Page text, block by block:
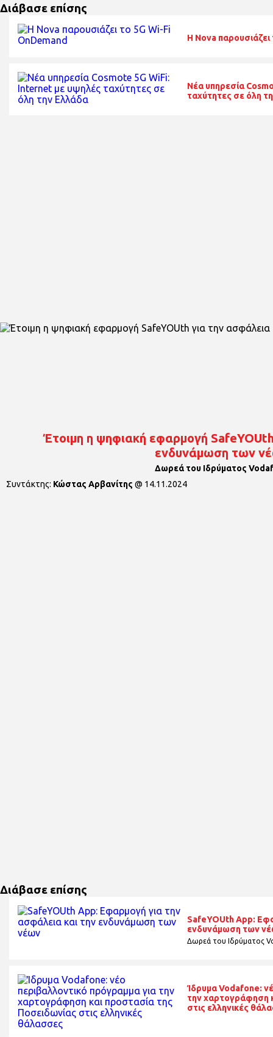
Διάβασε επίσης
Η Nova
Νέα υπηρεσία
ταχύτητες σε όλη
Έτοιμη η ψηφιακή εφαρμογή
ενδυνάμωση των
Δωρεά του Ιδρύματος
Συντάκτης: Κώστας Αρβανίτης @ 14.11.2024
Διάβασε επίσης
SafeYOUth App:
ενδυνάμωση των
Δωρεά του Ιδρύματος
Ίδρυμα Vodafone:
την χαρτογράφηση
στις ελληνικές